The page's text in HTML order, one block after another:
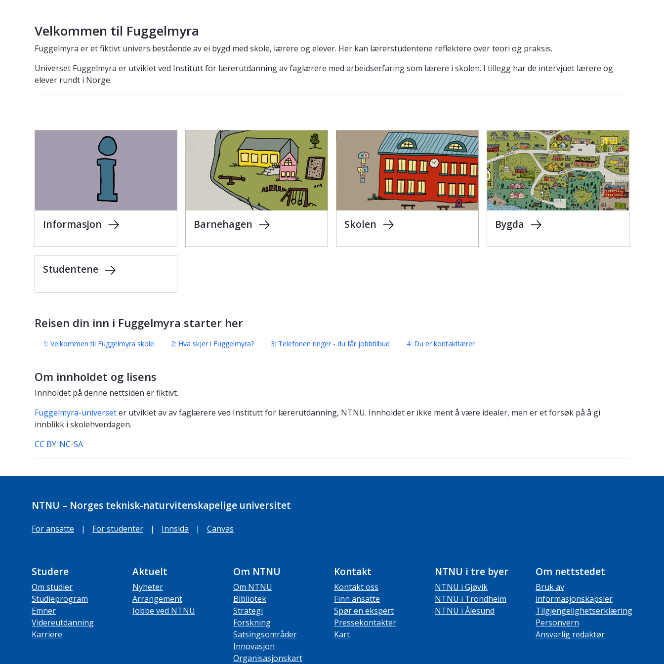
Velkommen til Fuggelmyra
Fuggelmyra er et fiktivt univers bestående av ei bygd med skole, lærere og elever. Her kan lærerstudentene reflektere over teori og praksis.
Universet Fuggelmyra er utviklet ved Institutt for lærerutdanning av faglærere med arbeidserfaring som lærere i skolen. I tillegg har de intervjuet lærere og
elever rundt i Norge.
Informasjon Barnehagen Skolen Bygda
Studentene
Reisen din inn i Fuggelmyra starter her
1: Velkommen til Fuggelmyra skole 2: Hva skjer i Fuggelmyra? 3: Telefonen ringer - du får jobbtilbud 4: Du er kontaktlærer
Om innholdet og lisens
Innholdet på denne nettsiden er fiktivt.
Fuggelmyra-universeter utviklet av av faglærere ved Institutt for lærerutdanning, NTNU. Innholdet er ikke ment å være idealer, men er et forsøk på å gi
innblikk i skolehverdagen.
CC BY-NC-SA
NTNU – Norges teknisk-naturvitenskapelige universitet
For ansatte | For studenter | Innsida | Canvas
Studere
Om studier
Studieprogram
Emner
Videreutdanning
Karriere
Aktuelt
Nyheter
Arrangement
Jobbe ved NTNU
Om NTNU
Om NTNU
Bibliotek
Strategi
Forskning
Satsingsområder
Innovasjon
Organisasjonskart
Kontakt
Kontakt oss
Finn ansatte
Spør en ekspert
Pressekontakter
Kart
NTNU i tre byer
NTNU i Gjøvik
NTNU i Trondheim
NTNU i Ålesund
Om nettstedet
Bruk av
informasjonskapsler
Tilgjengelighetserklæring
Personvern
Ansvarlig redaktør